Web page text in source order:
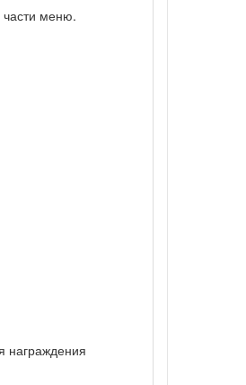
части меню.
награждения